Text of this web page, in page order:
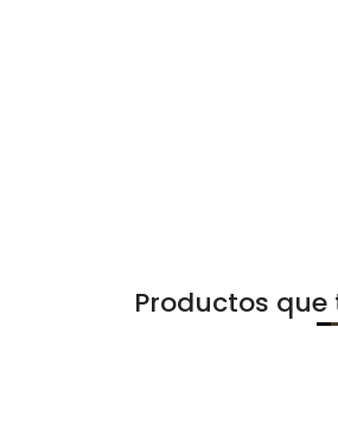
Productos